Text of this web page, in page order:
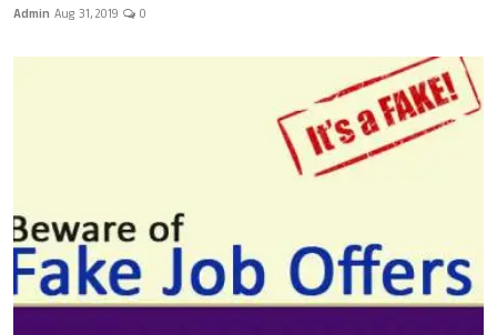
Admin Aug 31, 2019 0